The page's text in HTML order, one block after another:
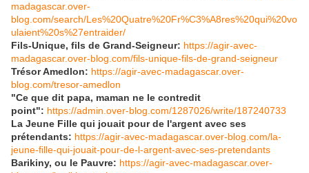
madagascar.over-
blog.com/search/Les%20Quatre%20Fr%C3%A8res%20qui%20vo
ulaient%20s%27entraider/
Fils-Unique, fils de Grand-Seigneur: https://agir-avec-
madagascar.over-blog.com/fils-unique-fils-de-grand-seigneur
Trésor Amedlon: https://agir-avec-madagascar.over-
blog.com/tresor-amedlon
"Ce que dit papa, maman ne le contredit
point": https://admin.over-blog.com/1287026/write/187240733
La Jeune Fille qui jouait pour de l'argent avec ses
prétendants: https://agir-avec-madagascar.over-blog.com/la-
jeune-fille-qui-jouait-pour-de-l-argent-avec-ses-pretendants
Barikiny, ou le Pauvre: https://agir-avec-madagascar.over-